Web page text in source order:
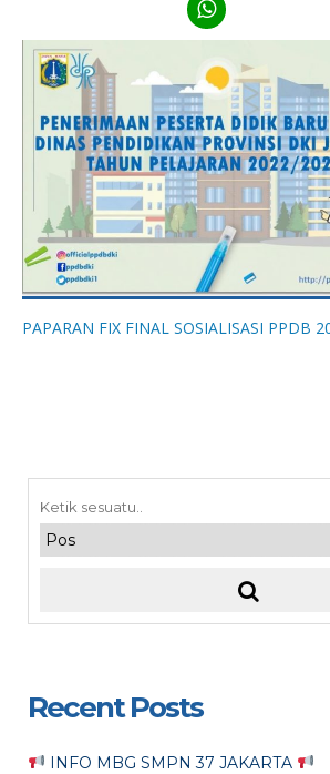
PAPARAN FIX FINAL SOSIALISASI PPDB
Recent Posts
INFO MBG SMPN 37 JAKARTA